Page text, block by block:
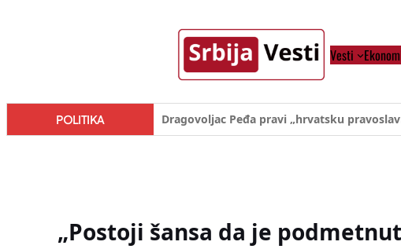
Vesti
POLITIKA Đilas/Šolak propaganda uspela u
„Postoji šansa da je